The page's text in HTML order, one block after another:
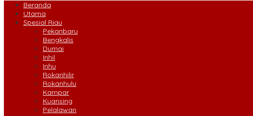
Beranda
Utama
Spesial Riau
Pekanbaru
Bengkalis
Dumai
Inhil
Inhu
Rokanhilir
Rokanhulu
Kampar
Kuansing
Pelalawan